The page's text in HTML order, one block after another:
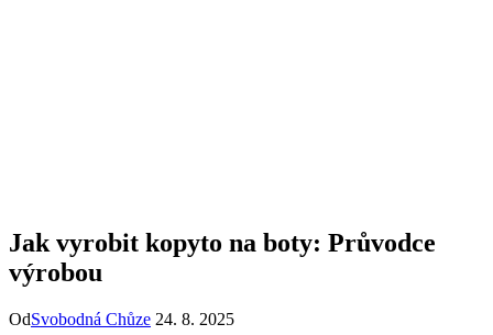
Jak vyrobit kopyto na boty: Průvodce
výrobou
OdSvobodná Chůze 24. 8. 2025